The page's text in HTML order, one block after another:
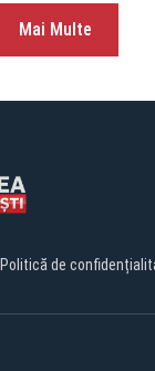
Mai Multe
Politică de